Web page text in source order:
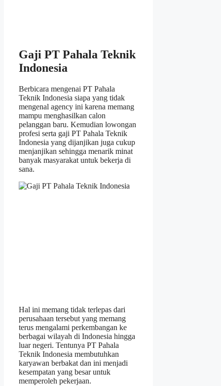
Gaji PT Pahala Teknik
Indonesia
Berbicara mengenai PT Pahala
Teknik Indonesia siapa yang tidak
mengenal agency ini karena memang
mampu menghasilkan calon
pelanggan baru. Kemudian lowongan
profesi serta gaji PT Pahala Teknik
Indonesia yang dijanjikan juga cukup
menjanjikan sehingga menarik minat
banyak masyarakat untuk bekerja di
sana.
Hal ini memang tidak terlepas dari
perusahaan tersebut yang memang
terus mengalami perkembangan ke
berbagai wilayah di Indonesia hingga
luar negeri. Tentunya PT Pahala
Teknik Indonesia membutuhkan
karyawan berbakat dan ini menjadi
kesempatan yang besar untuk
memperoleh pekerjaan.